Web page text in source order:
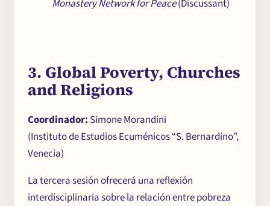
Monastery Network for Peace(Discussant)
3. Global Poverty, Churches
and Religions
Coordinador: Simone Morandini
(Instituto de Estudios Ecuménicos “S. Bernardino”,
Venecia)
La tercera sesión ofrecerá una reflexión
interdisciplinaria sobre la relación entre pobreza